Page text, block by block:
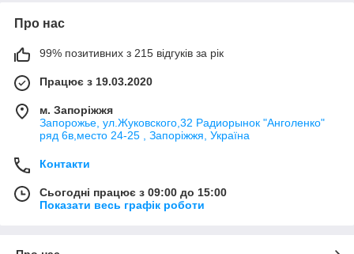
остаться недовольным своим приобретением за короткий
срок эксплуатации.
Так что подбирайте аккумуляторы с умом,а мы вам в этом
Про нас
99% позитивних з 215 відгуків за рік
Працює з 19.03.2020
м. Запоріжжя
Запорожье, ул.Жуковского,32 Радиорынок "Анголенко"
ряд 6в,место 24-25 , Запоріжжя, Україна
Контакти
Сьогодні працює з 09:00 до 15:00
Показати весь графік роботи